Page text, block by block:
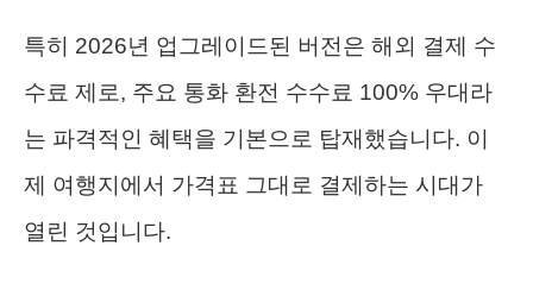
특히 2026년 업그레이드된 버전은 해외 결제 수
수료 제로, 주요 통화 환전 수수료 100% 우대라
는 파격적인 혜택을 기본으로 탑재했습니다. 이
제 여행지에서 가격표 그대로 결제하는 시대가
열린 것입니다.